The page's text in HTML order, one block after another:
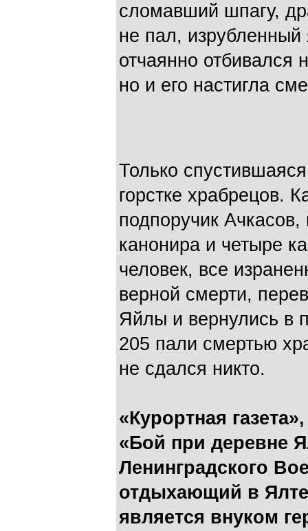
сломавший шпагу,
не пал,
отчаянно отбивался
но и его настигла
Только
горстке храбрецов.
подпоручик
канонира и четыре
человек, все
верной смерти,
Яйлы и вернулись в
205 пали смертью
не сдался никто.
«Курортная
«Бой при деревне
Ленинградского
отдыхающий в
является внуком